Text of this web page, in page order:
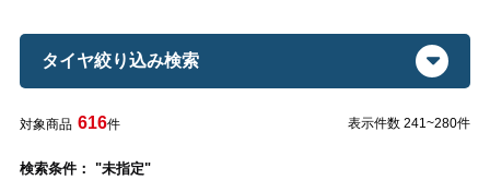
タイヤ絞り込み検索
対象商品 616件 表示件数 241~280件
検索条件： "未指定"